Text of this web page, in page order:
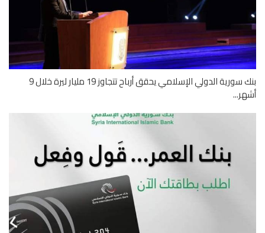
بنك سورية الدولي الإسلامي يحقق أرباح تتجاوز 19 مليار ليرة خلال 9